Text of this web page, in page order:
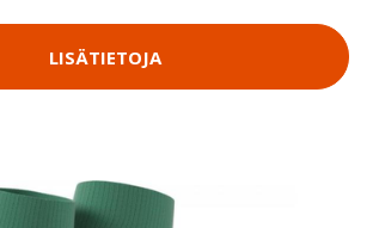
LISÄTIETOJA